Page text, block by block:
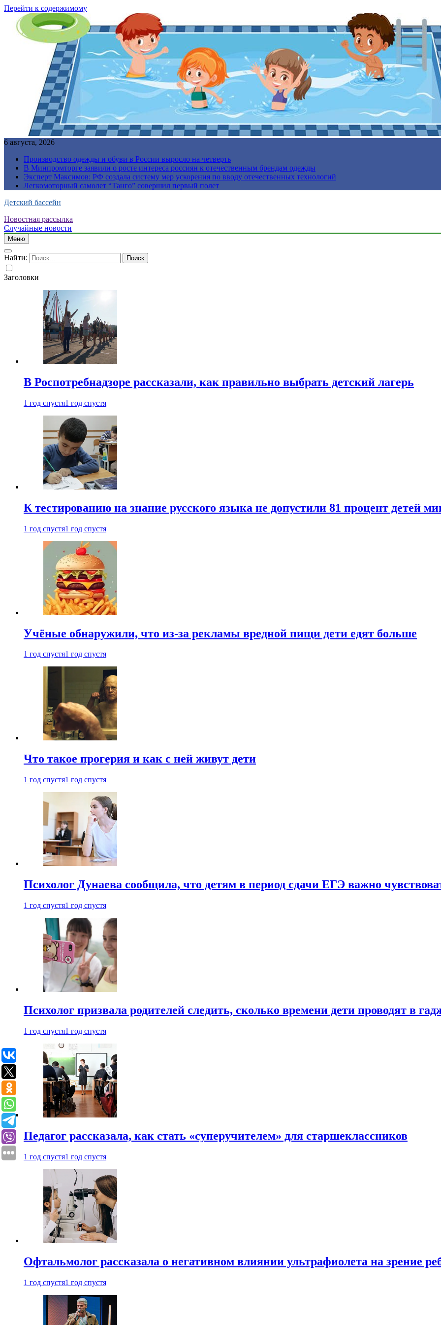
Перейти к содержимому
6 августа, 2026
Производство одежды и обуви в России выросло на четверть
В Минпромторге заявили о росте интереса россиян к отечественным брендам одежды
Эксперт Максимов: РФ создала систему мер ускорения по вводу отечественных технологий
Легкомоторный самолет “Танго” совершил первый полет
Детский бассейн
Новостная рассылка
Случайные новости
Меню
Найти:
Заголовки
В Роспотребнадзоре рассказали, как правильно выбрать детский лагерь
1 год спустя1 год спустя
К тестированию на знание русского языка не допустили 81 процент детей
1 год спустя1 год спустя
Учёные обнаружили, что из-за рекламы вредной пищи дети едят больше
1 год спустя1 год спустя
Что такое прогерия и как с ней живут дети
1 год спустя1 год спустя
Психолог Дунаева сообщила, что детям в период сдачи ЕГЭ важно
1 год спустя1 год спустя
Психолог призвала родителей следить, сколько времени дети проводят в
1 год спустя1 год спустя
Педагог рассказала, как стать «суперучителем» для старшеклассников
1 год спустя1 год спустя
Офтальмолог рассказала о негативном влиянии ультрафиолета на зрение
1 год спустя1 год спустя